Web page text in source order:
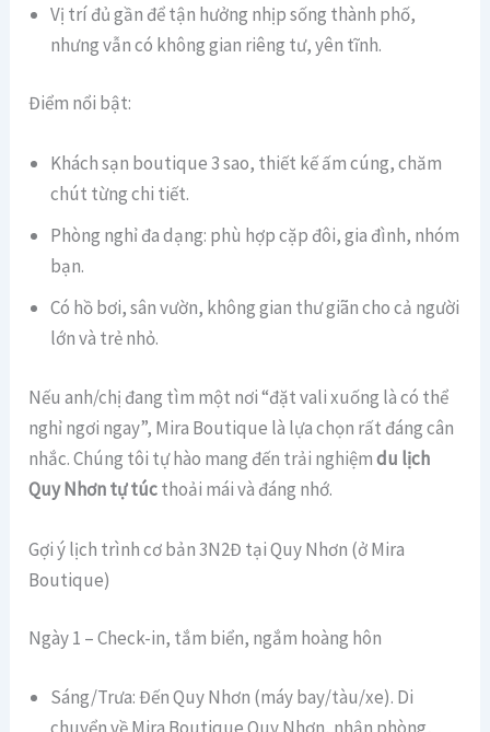
Vị trí đủ gần để tận hưởng nhịp sống thành phố,
nhưng vẫn có không gian riêng tư, yên tĩnh.
Điểm nổi bật:
Khách sạn boutique 3 sao, thiết kế ấm cúng, chăm
chút từng chi tiết.
Phòng nghỉ đa dạng: phù hợp cặp đôi, gia đình, nhóm
bạn.
Có hồ bơi, sân vườn, không gian thư giãn cho cả người
lớn và trẻ nhỏ.
Nếu anh/chị đang tìm một nơi “đặt vali xuống là có thể
nghỉ ngơi ngay”, Mira Boutique là lựa chọn rất đáng cân
nhắc. Chúng tôi tự hào mang đến trải nghiệmdu lịch
Quy Nhơn tự túcthoải mái và đáng nhớ.
Gợi ý lịch trình cơ bản 3N2Đ tại Quy Nhơn (ở Mira
Boutique)
Ngày 1 – Check-in, tắm biển, ngắm hoàng hôn
Sáng/Trưa: Đến Quy Nhơn (máy bay/tàu/xe). Di